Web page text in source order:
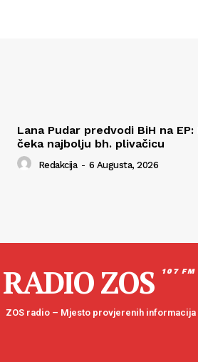
Lana Pudar predvodi BiH na EP:
čeka najbolju bh. plivačicu
Redakcija - 6 Augusta, 2026
RADIO ZOS 107 FM
ZOS radio – Mjesto provjerenih informacija